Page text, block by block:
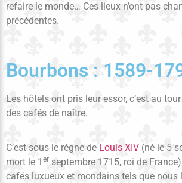
refaire le monde… Ces lieux n’ont pas
précédentes.
Bourbons : 1589-
Les hôtels ont pris leur essor, c’est au
des cafés de naître.
C’est sous le règne de Louis XIV (né le 5
mort le 1 er septembre 1715, roi de
cafés luxueux et mondains tels que nous